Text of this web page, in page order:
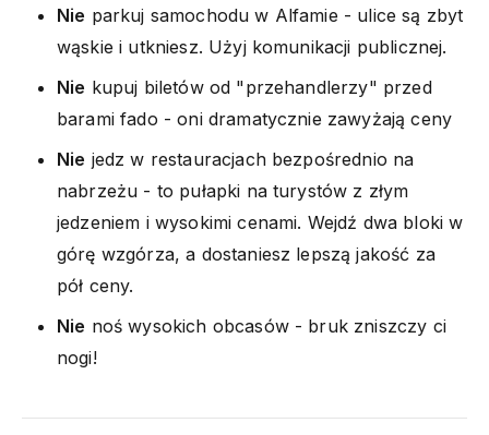
Nie parkuj samochodu w Alfamie - ulice są zbyt
wąskie i utkniesz. Użyj komunikacji publicznej.
Nie kupuj biletów od "przehandlerzy" przed
barami fado - oni dramatycznie zawyżają ceny
Nie jedz w restauracjach bezpośrednio na
nabrzeżu - to pułapki na turystów z złym
jedzeniem i wysokimi cenami. Wejdź dwa bloki w
górę wzgórza, a dostaniesz lepszą jakość za
pół ceny.
Nie noś wysokich obcasów - bruk zniszczy ci
nogi!